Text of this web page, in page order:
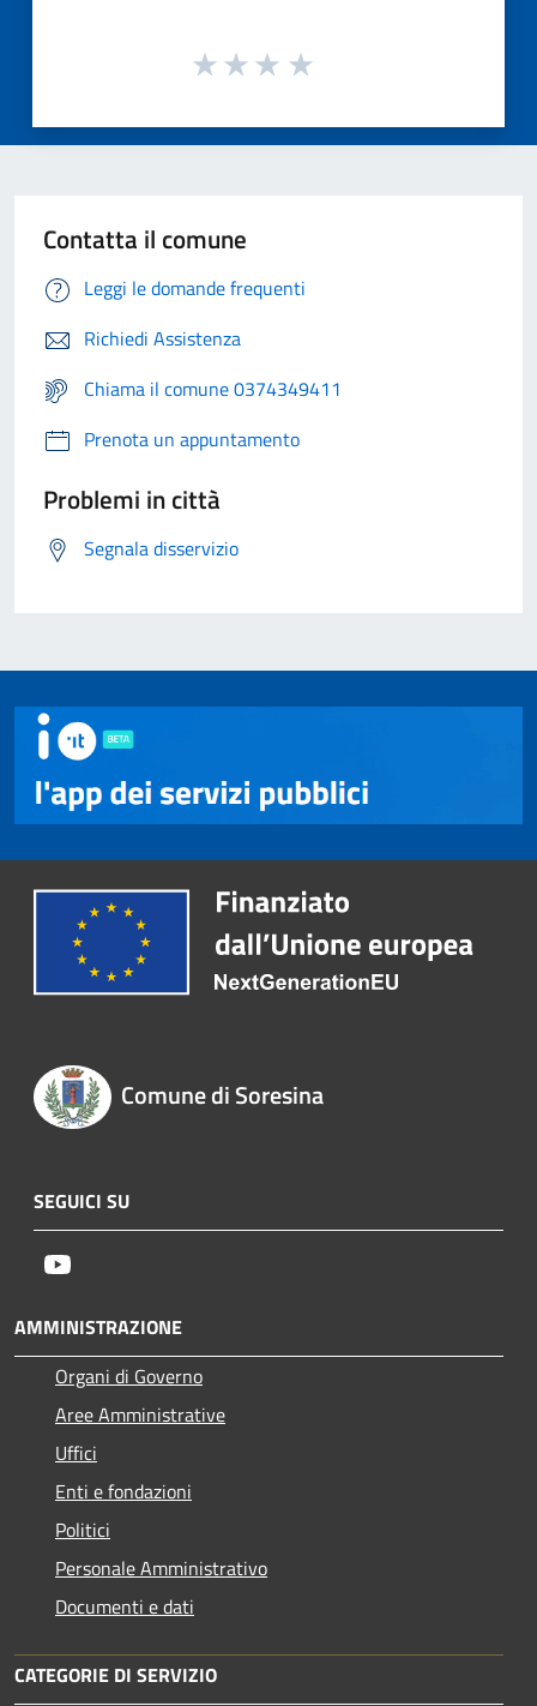
Contatta il comune
Leggi le domande frequenti
Richiedi Assistenza
Chiama il comune 0374349411
Prenota un appuntamento
Problemi in città
Segnala disservizio
Comune di Soresina
SEGUICI SU
AMMINISTRAZIONE
Organi di Governo
Aree Amministrative
Uffici
Enti e fondazioni
Politici
Personale Amministrativo
Documenti e dati
CATEGORIE DI SERVIZIO